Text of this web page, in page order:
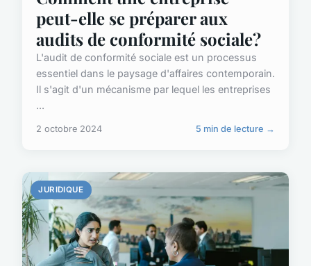
peut-elle se préparer aux
audits de conformité sociale?
L'audit de conformité sociale est un processus
essentiel dans le paysage d'affaires contemporain.
Il s'agit d'un mécanisme par lequel les entreprises
...
2 octobre 2024 5 min de lecture →
JURIDIQUE